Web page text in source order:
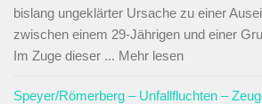
bislang ungeklärter Ursache zu einer
zwischen einem 29-Jährigen und einer
Im Zuge dieser ... Mehr lesen
Speyer/Römerberg – Unfallfluchten –